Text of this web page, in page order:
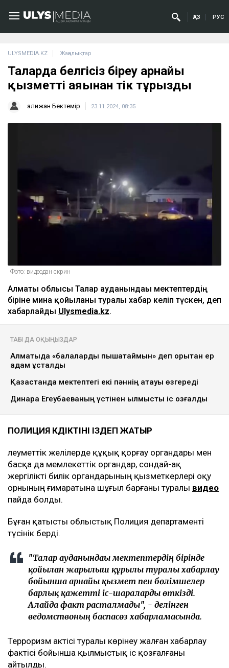
ҚАЗ РУС
ULYSMEDIA.KZ Жаңалықтар
Талғарда белгісіз біреу арнайы
қызметті аяғынан тік тұрғызды
Қалижан Бектемір 23.11.2024, 08:35
Фото: видеодан скрин
Алматы облысы Талғар ауданындағы мектептердің
біріне мина қойылғаны туралы хабар келіп түскен, деп
хабарлайды Ulysmedia.kz.
ТАҒЫ ДА ОҚЫҢЫЗДАР
Алматыда «балаларды пышақтаймын» деп қорқытқан ер
адам ұсталды
Қазақстанда мектептегі екі пәннің атауы өзгереді
Динара Егеубаеваның үстінен қылмыстық іс қозғалды
ПОЛИЦИЯ КҮДІКТІНІ ІЗДЕП ЖАТЫР
Әлеуметтік желілерде құқық қорғау органдары мен
басқа да мемлекеттік органдар, сондай-ақ
жергілікті билік органдарының қызметкерлері оқу
орнының ғимаратына шұғыл барғаны туралы видео
пайда болды.
Бұған қатысты облыстық Полиция департаменті
түсінік берді.
"Талғар ауданындағы мектептердің бірінде
қойылған жарылғыш құрылғы туралы хабарлау
бойынша арнайы қызмет пен бөлімшелер
барлық қажетті іс-шараларды өткізді.
Алайда факт расталмады", - делінген
ведомствоның баспасөз хабарламасында.
Терроризм актісі туралы көрінеу жалған хабарлау
фактісі бойынша қылмыстық іс қозғалғаны
айтылды.